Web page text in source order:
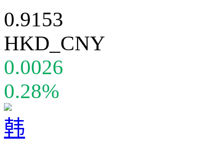
0.9153
HKD_CNY
0.0026
0.28%